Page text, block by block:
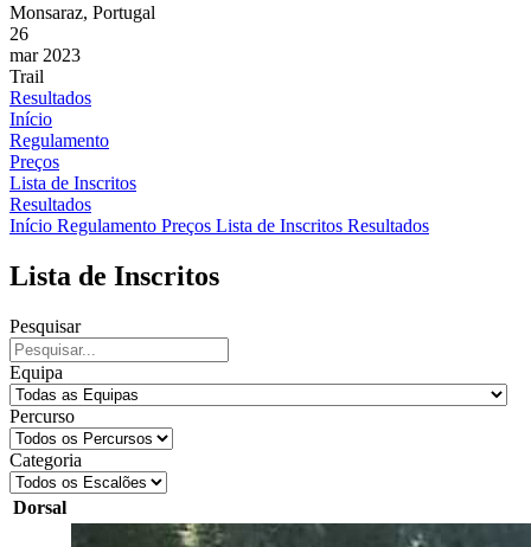
Monsaraz, Portugal
26
mar 2023
Trail
Resultados
Início
Regulamento
Preços
Lista de Inscritos
Resultados
Início Regulamento Preços Lista de Inscritos Resultados
Lista de Inscritos
Pesquisar
Equipa
Percurso
Categoria
Dorsal